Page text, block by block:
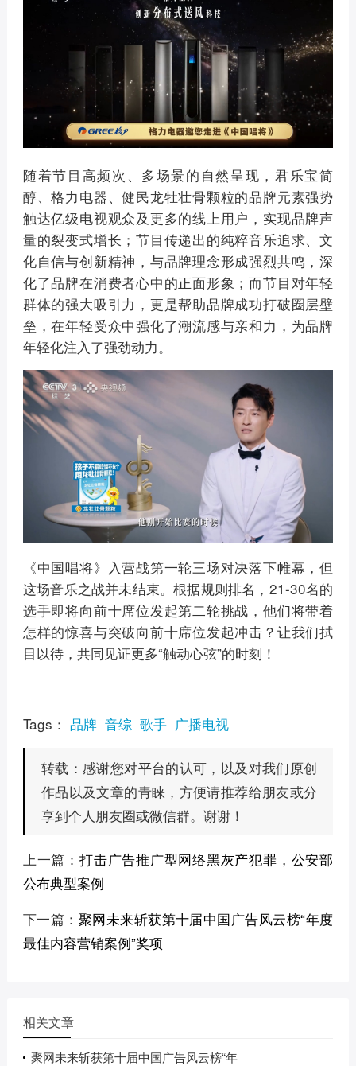
随着节目高频次、多场景的自然呈现，君乐宝简
醇、格力电器、健民龙牡壮骨颗粒的品牌元素强势
触达亿级电视观众及更多的线上用户，实现品牌声
量的裂变式增长；节目传递出的纯粹音乐追求、文
化自信与创新精神，与品牌理念形成强烈共鸣，深
化了品牌在消费者心中的正面形象；而节目对年轻
群体的强大吸引力，更是帮助品牌成功打破圈层壁
垒，在年轻受众中强化了潮流感与亲和力，为品牌
年轻化注入了强劲动力。
《中国唱将》入营战第一轮三场对决落下帷幕，但
这场音乐之战并未结束。根据规则排名，21-30名的
选手即将向前十席位发起第二轮挑战，他们将带着
怎样的惊喜与突破向前十席位发起冲击？让我们拭
目以待，共同见证更多“触动心弦”的时刻！
Tags： 品牌 音综 歌手 广播电视
转载： 感谢您对平台的认可，以及对我们原创
作品以及文章的青睐，方便请推荐给朋友或分
享到个人朋友圈或微信群。谢谢！
上一篇：打击广告推广型网络黑灰产犯罪，公安部
公布典型案例
下一篇： 聚网未来斩获第十届中国广告风云榜“年度
最佳内容营销案例”奖项
相关文章
聚网未来斩获第十届中国广告风云榜“年